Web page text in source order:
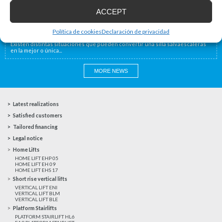
ACCEPT
Política de cookiesDeclaración de privacidad
La utilidad de las plataformas elevadoras industriales
En muchos centros industriales existen distintos niveles que deben
Decidirse por una silla salvaescaleras
Existen distintas situaciones que pueden convertir una silla salvaescaleras
en la mejor o única...
MORE NEWS
Latest realizations
Satisfied customers
Tailored financing
Legal notice
Home Lifts
HOME LIFT EHP 05
HOME LIFT EH 09
HOME LIFT EHS 17
Short rise vertical lifts
VERTICAL LIFT ENI
VERTICAL LIFT BLM
VERTICAL LIFT BLE
Platform Stairlifts
PLATFORM STAIRLIFT HL6